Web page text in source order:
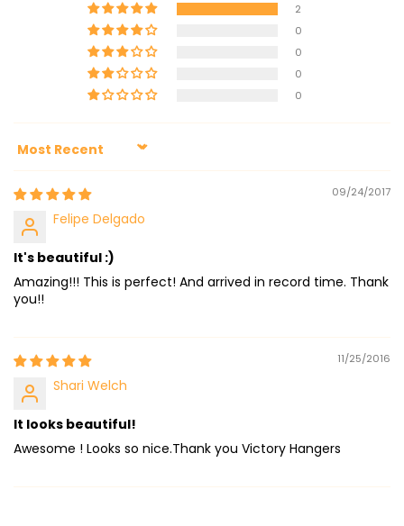
2
0
0
0
0
Sort by
09/24/2017
Felipe Delgado
It's beautiful :)
Amazing!!! This is perfect! And arrived in record time. Thank
you!!
11/25/2016
Shari Welch
It looks beautiful!
Awesome ! Looks so nice.Thank you Victory Hangers